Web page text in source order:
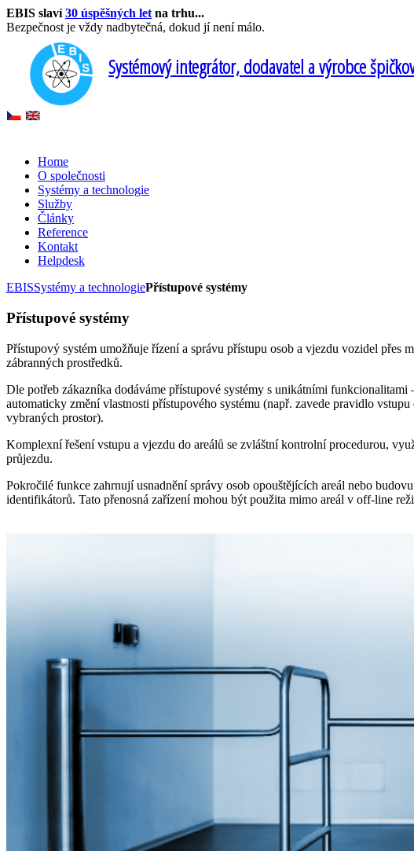
EBIS slaví30 úspěšných let na trhu...
Bezpečnost je vždy nadbytečná, dokud jí není málo.
Systémový integrátor, dodavatel a výrobce
Home
O společnosti
Systémy a technologie
Služby
Články
Reference
Kontakt
Helpdesk
EBISSystémy a technologiePřístupové systémy
Přístupové systémy
Přístupový systém umožňuje řízení a správu přístupu osob a vjezdu vozidel
zábranných prostředků.
Dle potřeb zákazníka dodáváme přístupové systémy s unikátními
automaticky změní vlastnosti přístupového systému (např. zavede pravidlo
vybraných prostor).
Komplexní řešení vstupu a vjezdu do areálů se zvláštní kontrolní procedurou,
průjezdu.
Pokročilé funkce zahrnují usnadnění správy osob opouštějících areál nebo
identifikátorů. Tato přenosná zařízení mohou být použita mimo areál v off-line